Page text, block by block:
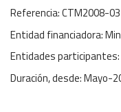
Referencia: CTM2008-
Entidad financiadora:
Entidades participantes:
Duración, desde: